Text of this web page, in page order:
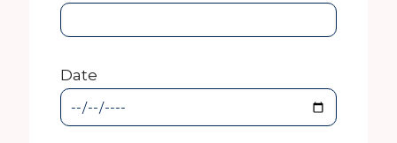
Date